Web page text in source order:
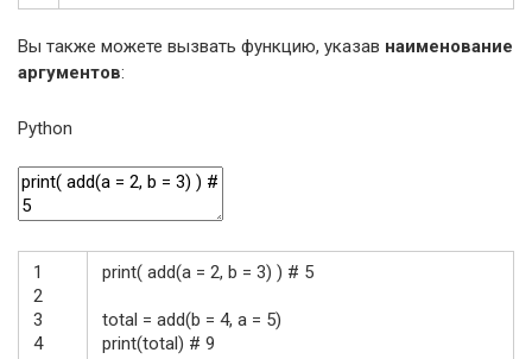
Вы также можете вызвать функцию, указав наименование
аргументов:
Python
1
2
3
4
print( add(a = 2, b = 3) ) # 5
total = add(b = 4, a = 5)
print(total) # 9